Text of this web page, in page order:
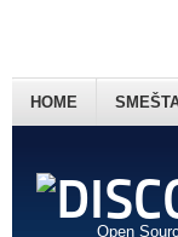
Open
HOME